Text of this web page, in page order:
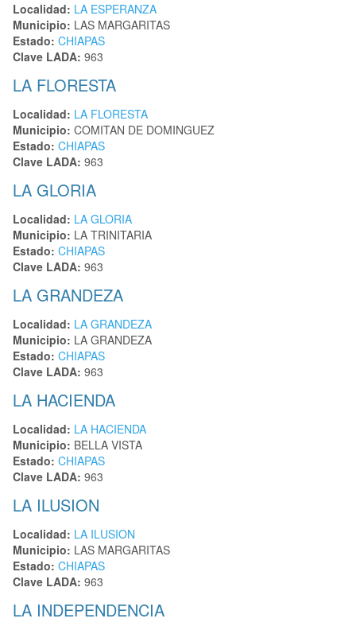
Localidad: LA ESPERANZA
Municipio: LAS MARGARITAS
Estado: CHIAPAS
Clave LADA: 963
LA FLORESTA
Localidad: LA FLORESTA
Municipio: COMITAN DE DOMINGUEZ
Estado: CHIAPAS
Clave LADA: 963
LA GLORIA
Localidad: LA GLORIA
Municipio: LA TRINITARIA
Estado: CHIAPAS
Clave LADA: 963
LA GRANDEZA
Localidad: LA GRANDEZA
Municipio: LA GRANDEZA
Estado: CHIAPAS
Clave LADA: 963
LA HACIENDA
Localidad: LA HACIENDA
Municipio: BELLA VISTA
Estado: CHIAPAS
Clave LADA: 963
LA ILUSION
Localidad: LA ILUSION
Municipio: LAS MARGARITAS
Estado: CHIAPAS
Clave LADA: 963
LA INDEPENDENCIA